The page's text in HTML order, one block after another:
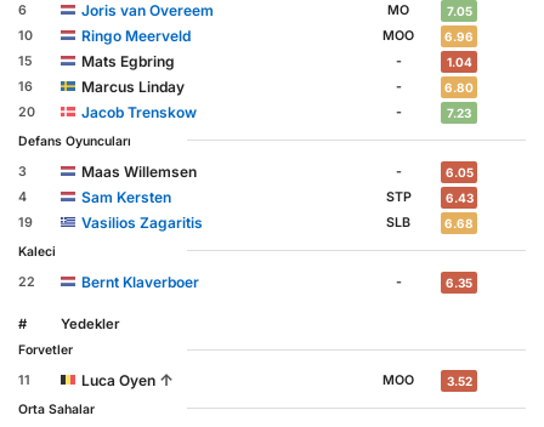
6
Joris van Overeem MO 7.05
10 Ringo Meerveld MOO 6.96
15 Mats Egbring - 1.04
16 Marcus Linday - 6.80
20 Jacob Trenskow - 7.23
Defans Oyuncuları
3
Maas Willemsen - 6.05
4 Sam Kersten STP 6.43
19 Vasilios Zagaritis SLB 6.68
Kaleci
22
Bernt Klaverboer - 6.35
# Yedekler
Forvetler
11
Luca Oyen ↑ MOO 3.52
Orta Sahalar